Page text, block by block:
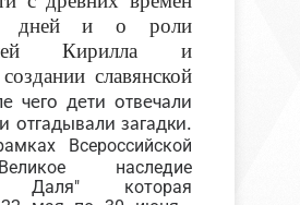
дней и о роли
Кирилла и
славянской
чего дети отвечали
отгадывали загадки.
Всероссийской
наследие
Даля" которая